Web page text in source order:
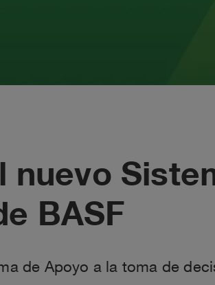
nuevo
BASF
de Apoyo a la toma de